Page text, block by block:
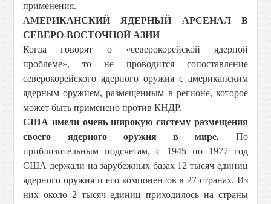
применения.
АМЕРИКАНСКИЙ ЯДЕРНЫЙ АРСЕНАЛ В
СЕВЕРО-ВОСТОЧНОЙ АЗИИ
Когда говорят о «северокорейской ядерной
проблеме», то не проводится сопоставление
северокорейского ядерного оружия с американским
ядерным оружием, размещенным в регионе, которое
может быть применено против КНДР.
США имели очень широкую систему размещения
своего ядерного оружия в мире. По
приблизительным подсчетам, с 1945 по 1977 год
США держали на зарубежных базах 12 тысяч единиц
ядерного оружия и его компонентов в 27 странах. Из
них около 2 тысяч единиц приходилось на страны